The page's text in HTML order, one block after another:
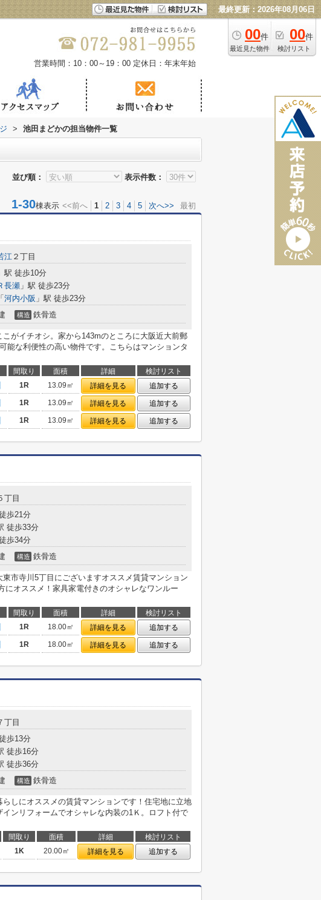
最終更新：2026年08月06日
00件
最近見た物件
00件
検討リスト
営業時間：10：00～19：00 定休日：年末年始
> 池田まどかの担当物件一覧
並び順： 表示件数：
1-30棟表示 <<前へ 1 2 3 4 5 次へ>> 最初
江 ２丁目
駅 徒歩10分
長瀬 」駅 徒歩23分
「 河内小阪 」駅 徒歩23分
構造 鉄骨造
こがイチオシ。家から143mのところに大阪近大前郵
能な利便性の高い物件です。こちらはマンションタ
間取り 面積 詳細
検討リスト
1R 13.09㎡ 詳細を見る
追加する
1R 13.09㎡ 詳細を見る
追加する
1R 13.09㎡ 詳細を見る 追加する
丁目
歩21分
徒歩33分
歩34分
構造 鉄骨造
東市寺川5丁目にございますオススメ賃貸マンション
にオススメ！家具家電付きのオシャレなワンルー
間取り 面積 詳細
検討リスト
1R 18.00㎡ 詳細を見る
追加する
1R 18.00㎡ 詳細を見る 追加する
丁目
歩13分
徒歩16分
徒歩36分
構造 鉄骨造
しにオススメの賃貸マンションです！住宅地に立地
インリフォームでオシャレな内装の1Ｋ。ロフト付で
間取り 面積 詳細
検討リスト
1K 20.00㎡ 詳細を見る 追加する